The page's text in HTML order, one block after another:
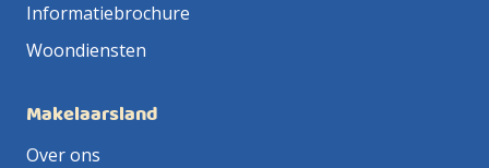
Informatiebrochure
Woondiensten
Makelaarsland
Over ons